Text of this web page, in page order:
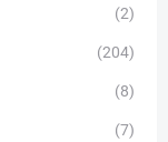
(2)
(204)
(8)
(7)